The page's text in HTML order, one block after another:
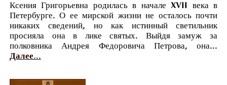
Ксения Григорьевна родилась в начале XVII века в
Петербурге. О ее мирской жизни не осталось почти
никаких сведений, но как истинный светильник
просияла она в лике святых. Выйдя замуж за
полковника Андрея Федоровича Петрова, она...
Далее...